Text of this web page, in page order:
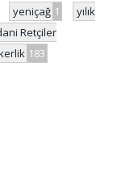
yeniçağ 1
yılık
Retçiler
183